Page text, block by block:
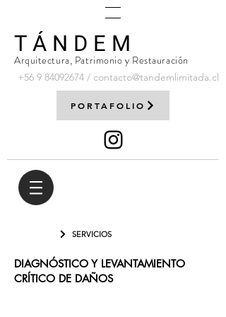
T Á N D E M
Arquitectura, Patrimonio y Restauración
+56 9 84092674 / contacto@tandemlimitada.cl
PORTAFOLIO
SERVICIOS
DIAGNÓSTICO Y LEVANTAMIENTO
CRÍTICO DE DAÑOS